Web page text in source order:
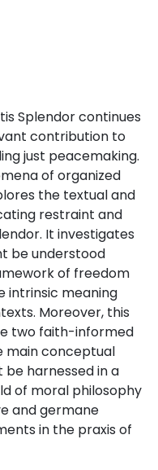
Splendor continues
contribution to
just peacemaking.
of organized
the textual and
restraint and
It investigates
be understood
of freedom
intrinsic meaning
Moreover, this
two faith-informed
main conceptual
harnessed in a
of moral philosophy
and germane
in the praxis of